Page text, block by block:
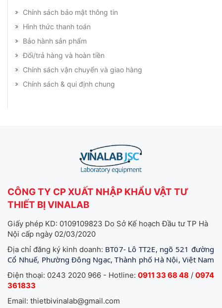
Chính sách bảo mật thông tin
Hình thức thanh toán
Bảo hành sản phẩm
Đổi/trả hàng và hoàn tiền
Chính sách vận chuyển và giao hàng
Chính sách & qui định chung
CÔNG TY CP XUẤT NHẬP KHẨU VẬT TƯ
THIẾT BỊ VINALAB
Giấy phép KD: 0109109823 Do Sở Kế hoạch Đầu tư TP Hà
Nội cấp ngày 02/03/2020
Địa chỉ đăng ký kinh doanh: BT07- Lô TT2E, ngõ 521 đường
Cổ Nhuế, Phường Đông Ngạc, Thành phố Hà Nội, Việt Nam
Điện thoại: 0243 2020 966 - Hotline: 0911 33 68 48 / 0974
361833
Email: thietbivinalab@gmail.com